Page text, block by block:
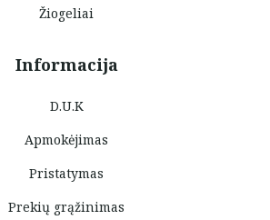
Žiogeliai
Informacija
D.U.K
Apmokėjimas
Pristatymas
Prekių grąžinimas